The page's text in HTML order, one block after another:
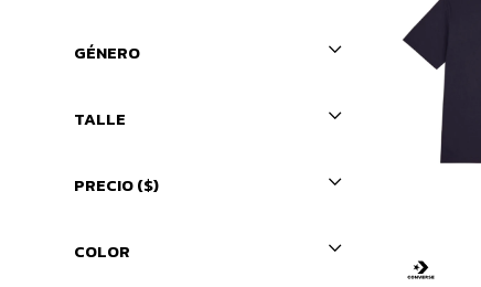
GÉNERO
TALLE
PRECIO($)
COLOR